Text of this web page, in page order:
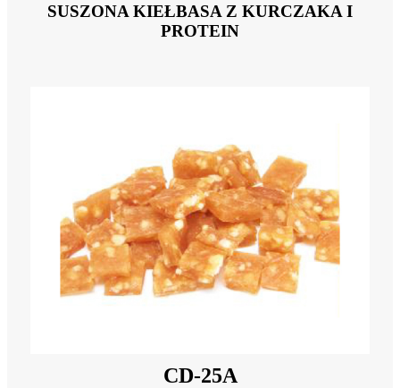
SUSZONA KIEŁBASA Z KURCZAKA I
PROTEIN
CD-25A